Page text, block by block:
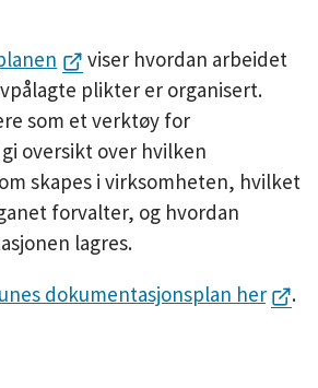
viser hvordan arbeidet
plikter er organisert.
som et verktøy for
oversikt over hvilken
skapes i virksomheten, hvilket
forvalter, og hvordan
lagres.
dokumentasjonsplan her
.